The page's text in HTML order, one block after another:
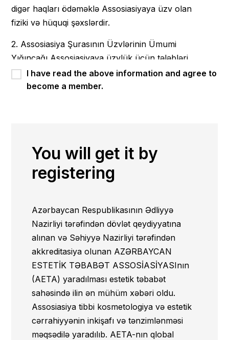
digər haqları ödəməklə Assosiasiyaya üzv olan
fiziki və hüquqi şəxslərdir.
2. Assosiasiya Şurasının Üzvlərinin Ümumi
Yığıncağı Assosiasiyaya üzvlük üçün tələbləri
(icbari şərtləri), Assosiasiya Üzvlərinin hüquq və
vəzifələrini, Assosiasiya Üzvlüyünə qəbul qaydaları
Assosiasiyaya üzvlük haqqında Əsasnaməni -
Assosiasiya üzvlüyünün şərtlərini tənzimləyən
Assosiasiyasının daxili sənədini təsdiq edir.
3.1. Assosiasiyasının fəaliyyəti haqqında
məlumat almaq;
3.2. Assosiasiyasının fəaliyyətinə aid olan
bütün məsələlərə dair təklifləri
Assosiasiyanın orqanlarının
müzakirəsinə verir və onların
müzakirəsində iştirak edir;
3.3. Assosiasiyasının digər Üzvləri ilə
I have read the above information and agree to
become a member.
You will get it by
registering
Azərbaycan Respublikasının Ədliyyə
Nazirliyi tərəfindən dövlət qeydiyyatına
alınan və Səhiyyə Nazirliyi tərəfindən
akkreditasiya olunan AZƏRBAYCAN
ESTETİK TƏBABƏT ASSOSİASİYASInın
(AETA) yaradılması estetik təbabət
sahəsində ilin ən mühüm xəbəri oldu.
Assosiasiya tibbi kosmetologiya və estetik
cərrahiyyənin inkişafı və tənzimlənməsi
məqsədilə yaradılıb. AETA-nın qlobal